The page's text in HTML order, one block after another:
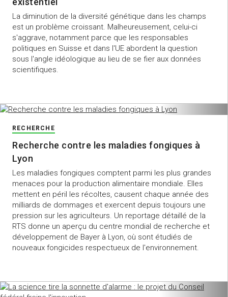
La diminution de la diversité génétique dans les champs
est un problème croissant. Malheureusement, celui-ci
s'aggrave, notamment parce que les responsables
politiques en Suisse et dans l'UE abordent la question
sous l'angle idéologique au lieu de se fier aux données
scientifiques.
RECHERCHE
Recherche contre les maladies fongiques à
Lyon
Les maladies fongiques comptent parmi les plus grandes
menaces pour la production alimentaire mondiale. Elles
mettent en péril les récoltes, causent chaque année des
milliards de dommages et exercent depuis toujours une
pression sur les agriculteurs. Un reportage détaillé de la
RTS donne un aperçu du centre mondial de recherche et
développement de Bayer à Lyon, où sont étudiés de
nouveaux fongicides respectueux de l'environnement.